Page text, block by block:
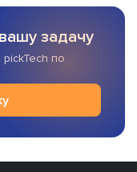
задачу
pickTech по